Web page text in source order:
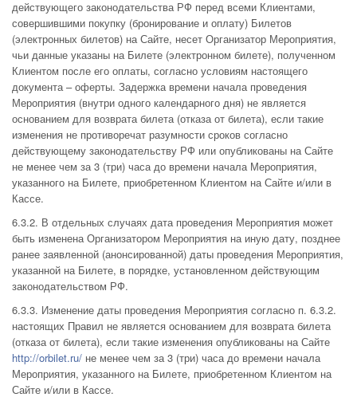
действующего законодательства РФ перед всеми Клиентами,
совершившими покупку (бронирование и оплату) Билетов
(электронных билетов) на Сайте, несет Организатор Мероприятия,
чьи данные указаны на Билете (электронном билете), полученном
Клиентом после его оплаты, согласно условиям настоящего
документа – оферты. Задержка времени начала проведения
Мероприятия (внутри одного календарного дня) не является
основанием для возврата билета (отказа от билета), если такие
изменения не противоречат разумности сроков согласно
действующему законодательству РФ или опубликованы на Сайте
не менее чем за 3 (три) часа до времени начала Мероприятия,
указанного на Билете, приобретенном Клиентом на Сайте и/или в
Кассе.
6.3.2. В отдельных случаях дата проведения Мероприятия может
быть изменена Организатором Мероприятия на иную дату, позднее
ранее заявленной (анонсированной) даты проведения Мероприятия,
указанной на Билете, в порядке, установленном действующим
законодательством РФ.
6.3.3. Изменение даты проведения Мероприятия согласно п. 6.3.2.
настоящих Правил не является основанием для возврата билета
(отказа от билета), если такие изменения опубликованы на Сайте
http://orbilet.ru/ не менее чем за 3 (три) часа до времени начала
Мероприятия, указанного на Билете, приобретенном Клиентом на
Сайте и/или в Кассе.